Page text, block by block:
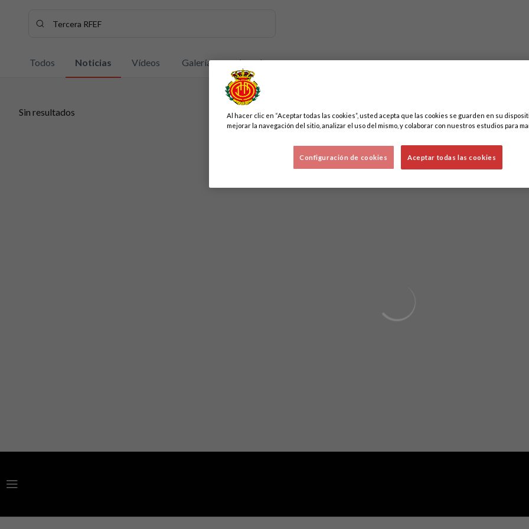
Introduce tu búsqueda, espera unos instantes y te mostraremos contenidos relacionados con esta. Mínimo tres caracteres.
Todos Noticias Vídeos Galerías Jugadores
Sin resultados
Al hacer clic en “Aceptar todas las cookies”, usted acepta que las cookies se guarden en su
mejorar la navegación del sitio, analizar el uso del mismo, y colaborar con nuestros estudios para
Aceptar todas las cookies
Configuración de cookies